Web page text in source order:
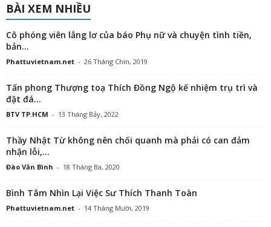
BÀI XEM NHIỀU
Cô phóng viên lẳng lơ của báo Phụ nữ và chuyện tình tiền,
bản...
Phattuvietnam.net - 26 Tháng Chín, 2019
Tấn phong Thượng toạ Thích Đồng Ngộ kế nhiệm trụ trì và
đặt đá...
BTV TP.HCM - 13 Tháng Bảy, 2022
Thầy Nhật Từ không nên chối quanh mà phải có can đảm
nhận lỗi,...
Đào Văn Bình - 18 Tháng Ba, 2020
Bình Tâm Nhìn Lại Việc Sư Thích Thanh Toàn
Phattuvietnam.net - 14 Tháng Mười, 2019